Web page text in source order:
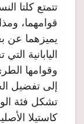
تتمتع كلتا
قوامهما،
يميزهما عن
اليابانية
وقوامها
إلى تفضيل
تشكل فئة
كاستيلا